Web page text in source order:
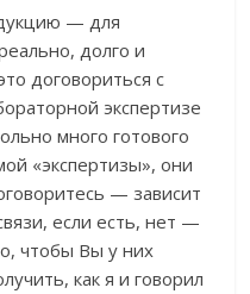
— для
долго и
договориться с
экспертизе
много готового
«экспертизы», они
— зависит
если есть, нет —
чтобы Вы у них
как я и говорил